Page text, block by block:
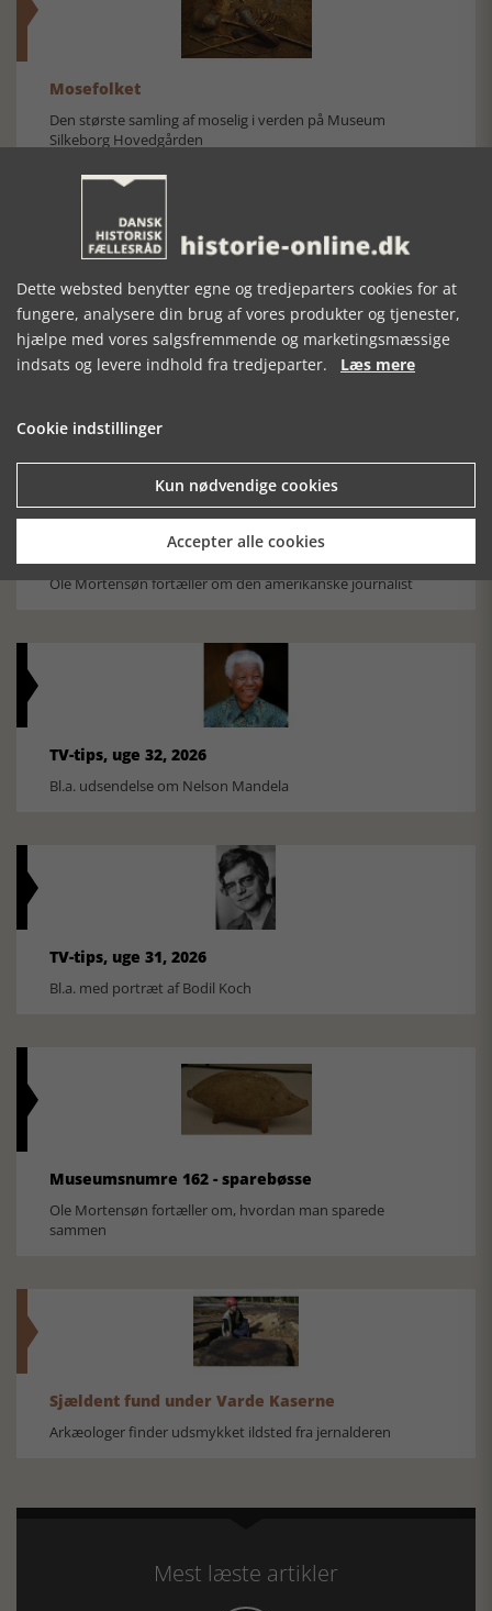
Mosefolket
Den største samling af moselig i verden på Museum
Silkeborg Hovedgården
Historisk festival i Faaborg
FOBURGH Faaborg Internationale Historie Festival 2026 30.
Historiens Aktører 79 - John Reed
Ole Mortensøn fortæller om den amerikanske journalist
TV-tips, uge 32, 2026
Bl.a. udsendelse om Nelson Mandela
TV-tips, uge 31, 2026
Bl.a. med portræt af Bodil Koch
Museumsnumre 162 - sparebøsse
Ole Mortensøn fortæller om, hvordan man sparede
sammen
Sjældent fund under Varde Kaserne
Arkæologer finder udsmykket ildsted fra jernalderen
Mest læste artikler
Dette websted benytter egne og tredjeparters cookies for at
fungere, analysere din brug af vores produkter og tjenester,
hjælpe med vores salgsfremmende og marketingsmæssige
indsats og levere indhold fra tredjeparter. Læs mere
Cookie indstillinger
Kun nødvendige cookies
Accepter alle cookies